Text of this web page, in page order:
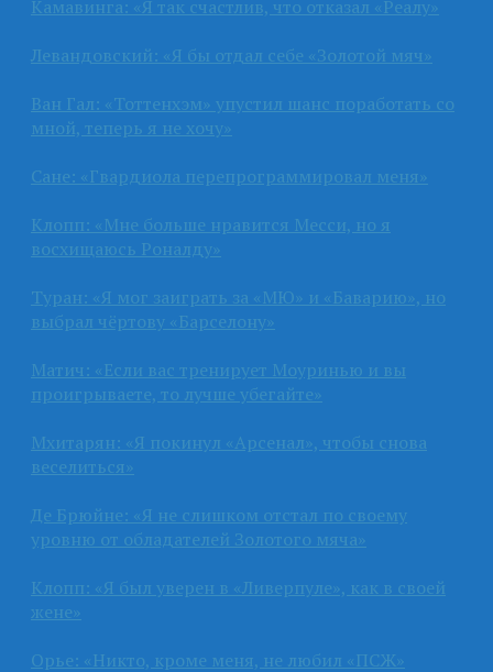
Камавинга: «Я так счастлив, что отказал «Реалу»
Левандовский: «Я бы отдал себе «Золотой мяч»
Ван Гал: «Тоттенхэм» упустил шанс поработать со
мной, теперь я не хочу»
Сане: «Гвардиола перепрограммировал меня»
Клопп: «Мне больше нравится Месси, но я
восхищаюсь Роналду»
Туран: «Я мог заиграть за «МЮ» и «Баварию», но
выбрал чёртову «Барселону»
Матич: «Если вас тренирует Моуринью и вы
проигрываете, то лучше убегайте»
Мхитарян: «Я покинул «Арсенал», чтобы снова
веселиться»
Де Брюйне: «Я не слишком отстал по своему
уровню от обладателей Золотого мяча»
Клопп: «Я был уверен в «Ливерпуле», как в своей
жене»
Орье: «Никто, кроме меня, не любил «ПСЖ»